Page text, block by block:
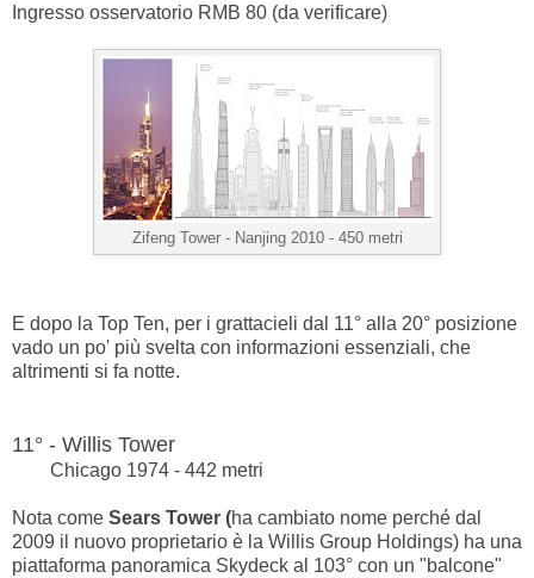
Ingresso osservatorio RMB 80 (da verificare)
Zifeng Tower - Nanjing 2010 - 450 metri
E dopo la Top Ten, per i grattacieli dal 11° alla 20° posizione
vado un po' più svelta con informazioni essenziali, che
altrimenti si fa notte.
11° - Willis Tower
Chicago 1974 - 442 metri
Nota come Sears Tower (ha cambiato nome perché dal
2009 il nuovo proprietario è la Willis Group Holdings) ha una
piattaforma panoramica Skydeck al 103° con un "balcone"